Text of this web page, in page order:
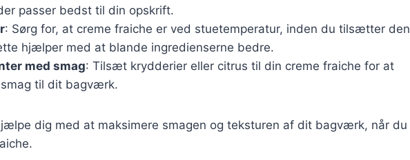
passer bedst til din opskrift.
: Sørg for, at creme fraiche er ved stuetemperatur, inden du tilsætter den
hjælper med at blande ingredienserne bedre.
med smag: Tilsæt krydderier eller citrus til din creme fraiche for at
til dit bagværk.
dig med at maksimere smagen og teksturen af dit bagværk, når du